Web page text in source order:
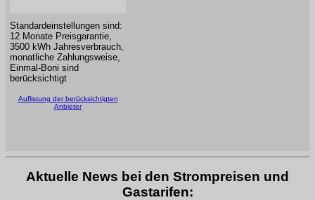
Standardeinstellungen sind:
12 Monate Preisgarantie,
3500 kWh Jahresverbrauch,
monatliche Zahlungsweise,
Einmal-Boni sind
berücksichtigt
Auflistung der berücksichtigten
Anbieter
Aktuelle News bei den Strompreisen und
Gastarifen: